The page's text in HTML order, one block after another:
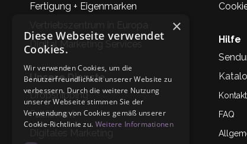
Fertigung + Eigenmarken
Vertriebszentrum in Europa
Digital Marketing Services
Unsere Dienste
Dropshipping
Fullfilment
Digitales Marketing
Hilfe
Kontakt
FAQ
×
Diese Webseite verwendet
Cookies.
Wir verwenden Cookies, um die
Benutzerfreundlichkeit unserer Website zu
verbessern. Durch die weitere Nutzung
unserer Webseite stimmen Sie der
Verwendung von Cookies gemäß unserer
Cookie-Richtlinie zu. Weitere Informationen